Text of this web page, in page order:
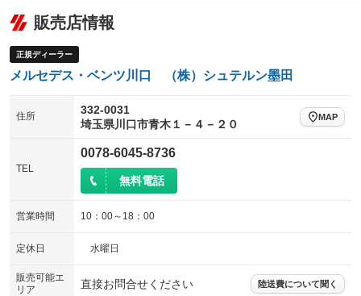
シートエアコン
サイドカメラ
：装備あり
装備略号／用語解説
販売店情報
正規ディーラー
メルセデス・ベンツ川口 （株）シュテルン墨田
住所
332-0031
埼玉県川口市青木１－４－２０
MAP
TEL
0078-6045-8736
無料電話
営業時間 10：00～18：00
定休日 水曜日
販売可能エ
リア
直接お問合せください 陸送費について聞く